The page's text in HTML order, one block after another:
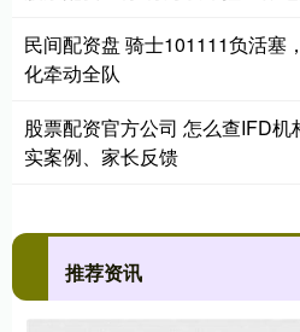
民间配资盘 骑士101111负活塞
化牵动全队
股票配资官方公司 怎么查IFD
实案例、家长反馈
推荐资讯